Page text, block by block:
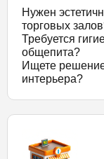
Нужен
торговых
Требуется
общепита?
Ищете решение
интерьера?